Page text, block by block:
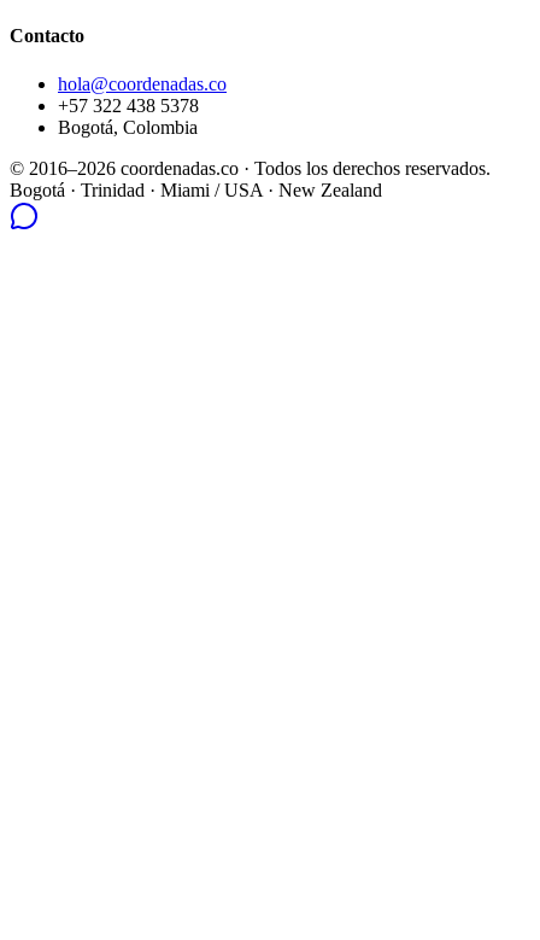
Contacto
hola@coordenadas.co
+57 322 438 5378
Bogotá, Colombia
© 2016–2026 coordenadas.co · Todos los derechos reservados.
Bogotá · Trinidad · Miami / USA · New Zealand